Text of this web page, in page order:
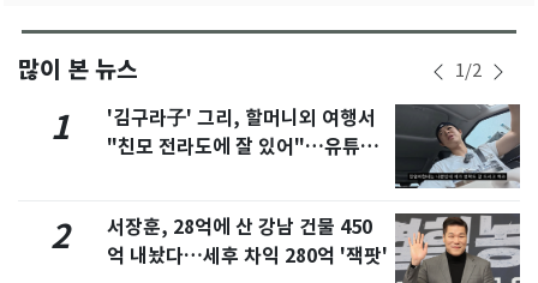
많이 본 뉴스 1/2
1
'김구라子' 그리, 할머니외 여행서
"친모 전라도에 잘 있어"…유튜브
2
서장훈, 28억에 산 강남 건물 450
억 내놨다…세후 차익 280억 '잭팟'